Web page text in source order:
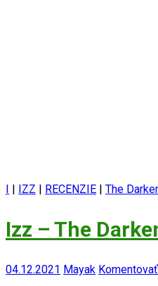
I | IZZ | RECENZIE | The
Izz – The
04.12.2021 Mayak Komentovať